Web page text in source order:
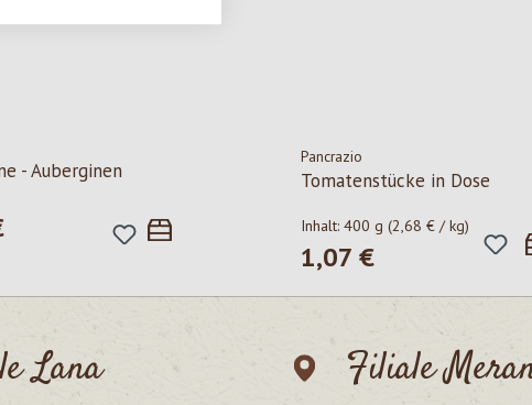
- Auberginen
Preis:
Pancrazio
Tomatenstücke in Dose
Inhalt: 400 g (2,68 € / kg)
Regulärer Preis:
1,07 €
Lana Filiale